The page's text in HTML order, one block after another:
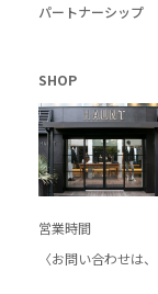
パートナーシップ
SHOP
営業時間
〈お問い合わせは、